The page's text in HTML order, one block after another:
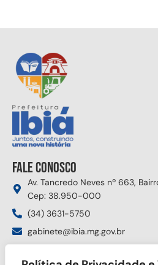
Fale conosco
Av. Tancredo Neves nº 663,
Cep: 38.950-000
(34) 3631-5750
gabinete@ibia.mg.gov.br